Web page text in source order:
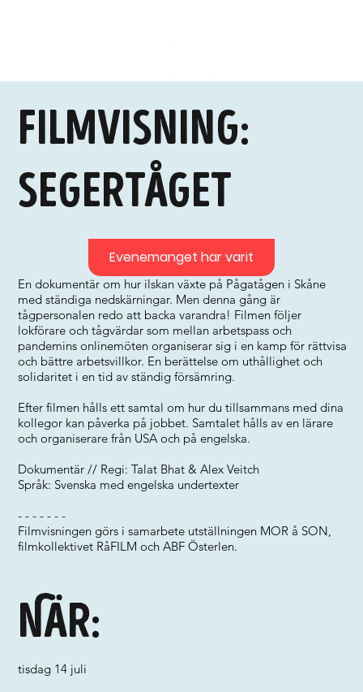
Filmvisning:
Segertåget
En dokumentär om hur ilskan växte på Pågatågen i Skåne
med ständiga nedskärningar. Men denna gång är
tågpersonalen redo att backa varandra! Filmen följer
lokförare och tågvärdar som mellan arbetspass och
pandemins onlinemöten organiserar sig i en kamp för rättvisa
och bättre arbetsvillkor. En berättelse om uthållighet och
solidaritet i en tid av ständig försämring.
Efter filmen hålls ett samtal om hur du tillsammans med dina
kollegor kan påverka på jobbet. Samtalet hålls av en lärare
och organiserare från USA och på engelska.
Dokumentär // Regi: Talat Bhat & Alex Veitch
Språk: Svenska med engelska undertexter
- - - - - - -
Filmvisningen görs i samarbete utställningen MOR å SON,
filmkollektivet RåFILM och ABF Österlen.
När:
tisdag 14 juli
Evenemanget har varit